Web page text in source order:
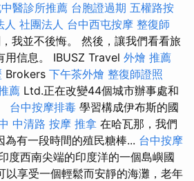
醫診所推薦 台胞證過期 五權路按
人 社團法人 台中西屯按摩 整復師
我並不後悔。 然後，讓我們看看旅
用信息。 IBUSZ Travel 外燴 推薦
Brokers 下午茶外燴 整復師證照
薦 Ltd.正在改變44個城市辦事處和
台中按摩排毒 學習構成伊布斯的國
中清路 按摩 推拿 在哈瓦那，我們
有一段時間的殖民糖棒... 台中按摩
度西南尖端的印度洋的一個島嶼國
以享受一個輕鬆而安靜的海灘，老年